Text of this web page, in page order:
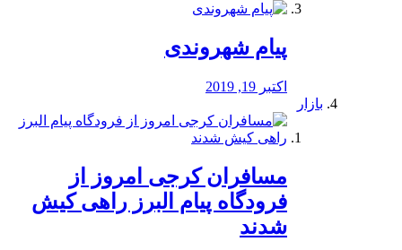
پیام شهروندی
اکتبر 19, 2019
بازار
مسافران کرجی امروز از
فرودگاه پیام البرز راهی کیش
شدند